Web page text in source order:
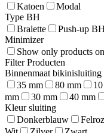
Katoen
Modal
Type BH
Bralette
Push-up BH
Minimizer
Show only products
Filter Producten
Binnenmaat bikinisluiting
35 mm
80 mm
mm
30 mm 40 mm
Kleur sluiting
Donkerblauw